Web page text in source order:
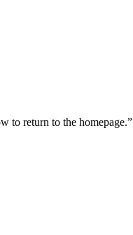
to return to the homepage.”